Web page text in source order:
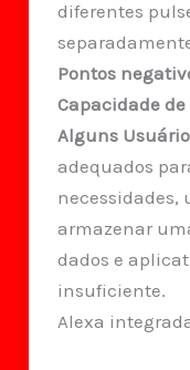
diferentes
Pontos
Capacidade
Alguns
adequados
necessidades,
armazenar
dados e
insuficiente.
Alexa